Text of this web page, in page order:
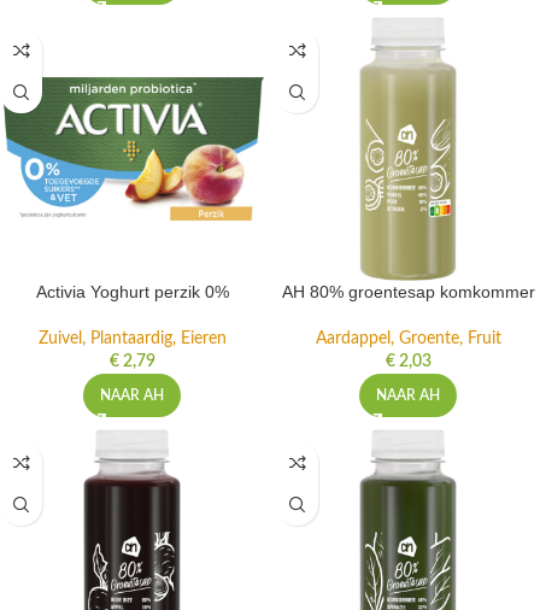
Activia Yoghurt perzik 0%
Zuivel, Plantaardig, Eieren
€2,79
NAAR AH
AH 80% groentesap komkommer
Aardappel, Groente, Fruit
€2,03
NAAR AH